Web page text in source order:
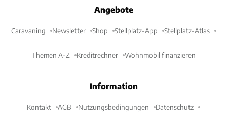
Angebote
Caravaning Newsletter Shop Stellplatz-App Stellplatz-Atlas
Themen A-Z Kreditrechner Wohnmobil finanzieren
Information
Kontakt AGB Nutzungsbedingungen Datenschutz